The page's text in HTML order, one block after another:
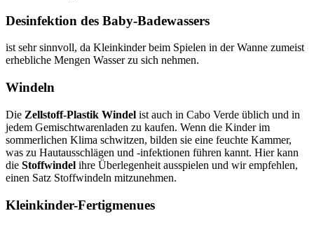
Desinfektion des Baby-Badewassers
ist sehr sinnvoll, da Kleinkinder beim Spielen in der Wanne zumeist
erhebliche Mengen Wasser zu sich nehmen.
Windeln
Die Zellstoff-Plastik Windel ist auch in Cabo Verde üblich und in
jedem Gemischtwarenladen zu kaufen. Wenn die Kinder im
sommerlichen Klima schwitzen, bilden sie eine feuchte Kammer,
was zu Hautausschlägen und -infektionen führen kannt. Hier kann
die Stoffwindel ihre Überlegenheit ausspielen und wir empfehlen,
einen Satz Stoffwindeln mitzunehmen.
Kleinkinder-Fertigmenues